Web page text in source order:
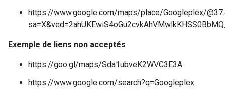
https://www.google.com/maps/place/Googleplex/
Exemple de liens non acceptés
https://goo.gl/maps/Sda1ubveK2WVC3E3A
https://www.google.com/search?q=Googleplex